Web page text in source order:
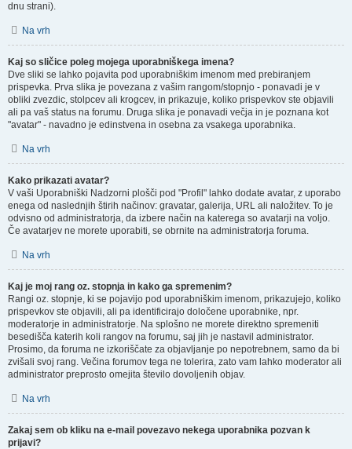
dnu strani).
Na vrh
Kaj so sličice poleg mojega uporabniškega imena?
Dve sliki se lahko pojavita pod uporabniškim imenom med prebiranjem
prispevka. Prva slika je povezana z vašim rangom/stopnjo - ponavadi je v
obliki zvezdic, stolpcev ali krogcev, in prikazuje, koliko prispevkov ste objavili
ali pa vaš status na forumu. Druga slika je ponavadi večja in je poznana kot
"avatar" - navadno je edinstvena in osebna za vsakega uporabnika.
Na vrh
Kako prikazati avatar?
V vaši Uporabniški Nadzorni plošči pod "Profil" lahko dodate avatar, z uporabo
enega od naslednjih štirih načinov: gravatar, galerija, URL ali naložitev. To je
odvisno od administratorja, da izbere način na katerega so avatarji na voljo.
Če avatarjev ne morete uporabiti, se obrnite na administratorja foruma.
Na vrh
Kaj je moj rang oz. stopnja in kako ga spremenim?
Rangi oz. stopnje, ki se pojavijo pod uporabniškim imenom, prikazujejo, koliko
prispevkov ste objavili, ali pa identificirajo določene uporabnike, npr.
moderatorje in administratorje. Na splošno ne morete direktno spremeniti
besedišča katerih koli rangov na forumu, saj jih je nastavil administrator.
Prosimo, da foruma ne izkoriščate za objavljanje po nepotrebnem, samo da bi
zvišali svoj rang. Večina forumov tega ne tolerira, zato vam lahko moderator ali
administrator preprosto omejita število dovoljenih objav.
Na vrh
Zakaj sem ob kliku na e-mail povezavo nekega uporabnika pozvan k
prijavi?